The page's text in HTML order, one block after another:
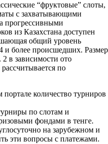
“фруктовые” слоты,
с захватывающими
прогрессивными
из Казахстана доступен
общий уровень
и более происшедших. Размер
2 в зависимости ото
по
количество турниров
по слотам и
фондами в тенге.
на зарубежном и
эти вопросы с платежами.